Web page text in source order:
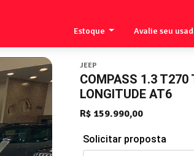
Estoque Avalie seu
JEEP
COMPASS 1.3 T270
LONGITUDE AT6
R$ 159.990,00
Solicitar proposta